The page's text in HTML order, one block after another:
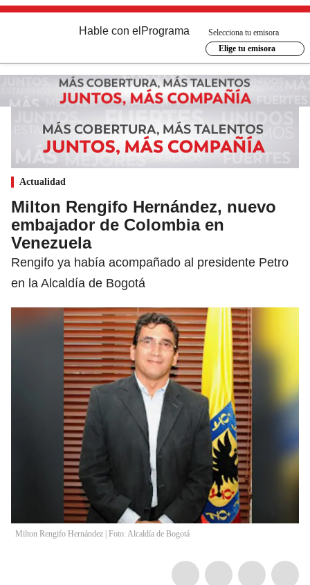
Hable con el Programa
Selecciona tu emisora
Elige tu emisora
Actualidad
Milton Rengifo Hernández, nuevo
embajador de Colombia en
Venezuela
Rengifo ya había acompañado al presidente Petro
en la Alcaldía de Bogotá
Milton Rengifo Hernández | Foto: Alcaldía de Bogotá